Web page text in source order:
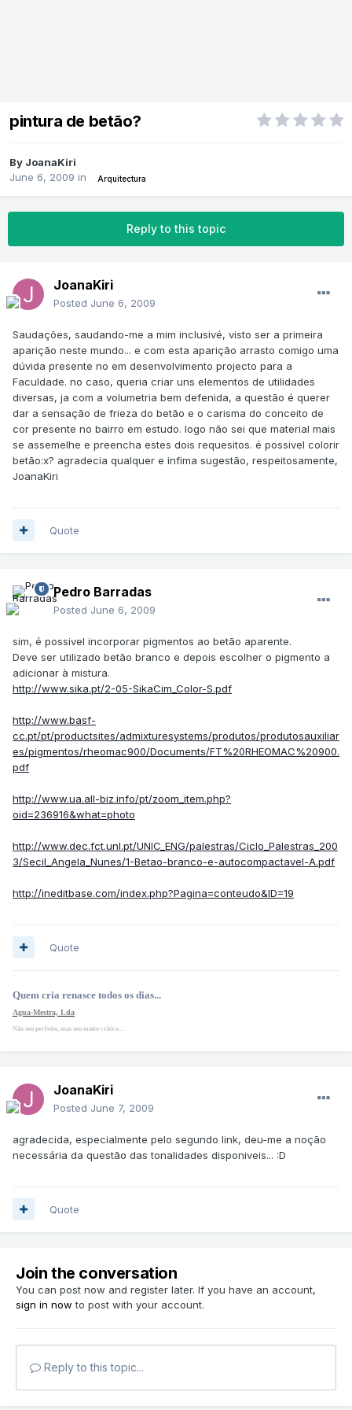
pintura de betão?
By JoanaKiri
June 6, 2009 in Arquitectura
Reply to this topic
JoanaKiri
Posted June 6, 2009
Saudações, saudando-me a mim inclusivé, visto ser a primeira
aparição neste mundo... e com esta aparição arrasto comigo uma
dúvida presente no em desenvolvimento projecto para a
Faculdade. no caso, queria criar uns elementos de utilidades
diversas, ja com a volumetria bem defenida, a questão é querer
dar a sensação de frieza do betão e o carisma do conceito de
cor presente no bairro em estudo. logo não sei que material mais
se assemelhe e preencha estes dois requesitos. é possivel colorir
betão:x? agradecia qualquer e infima sugestão, respeitosamente,
JoanaKiri
Quote
Pedro Barradas
Posted June 6, 2009
sim, é possivel incorporar pigmentos ao betão aparente.
Deve ser utilizado betão branco e depois escolher o pigmento a
adicionar à mistura.
http://www.sika.pt/2-05-SikaCim_Color-S.pdf
http://www.basf-
cc.pt/pt/productsites/admixturesystems/produtos/produtosauxiliar
es/pigmentos/rheomac900/Documents/FT%20RHEOMAC%20900.
pdf
http://www.ua.all-biz.info/pt/zoom_item.php?
oid=236916&what=photo
http://www.dec.fct.unl.pt/UNIC_ENG/palestras/Ciclo_Palestras_200
3/Secil_Angela_Nunes/1-Betao-branco-e-autocompactavel-A.pdf
http://ineditbase.com/index.php?Pagina=conteudo&ID=19
Quote
Quem cria renasce todos os dias...
Agua-Mestra, Lda
Não sou perfeito, mas sou muito critico...
JoanaKiri
Posted June 7, 2009
agradecida, especialmente pelo segundo link, deu-me a noção
necessária da questão das tonalidades disponiveis... :D
Quote
Join the conversation
You can post now and register later. If you have an account,
sign in now to post with your account.
Reply to this topic...